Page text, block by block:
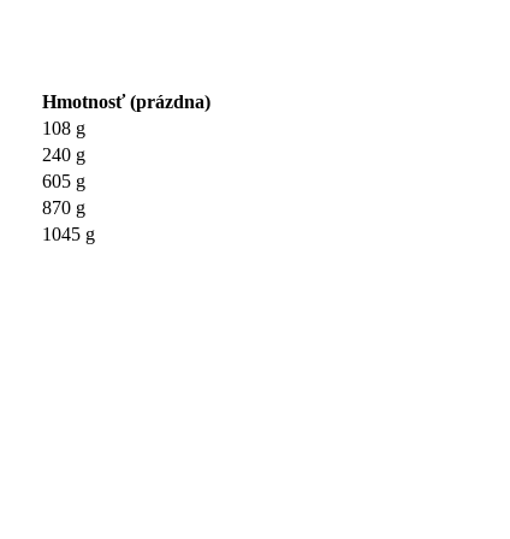
Hmotnosť (prázdna)
108 g
240 g
605 g
870 g
1045 g